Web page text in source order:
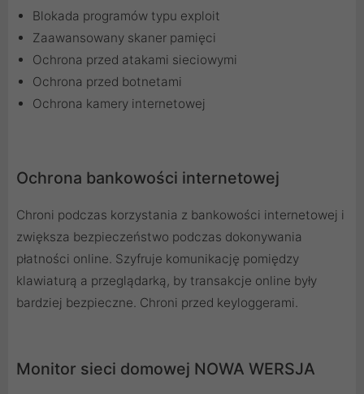
Blokada programów typu exploit
Zaawansowany skaner pamięci
Ochrona przed atakami sieciowymi
Ochrona przed botnetami
Ochrona kamery internetowej
Ochrona bankowości internetowej
Chroni podczas korzystania z bankowości internetowej i
zwiększa bezpieczeństwo podczas dokonywania
płatności online. Szyfruje komunikację pomiędzy
klawiaturą a przeglądarką, by transakcje online były
bardziej bezpieczne. Chroni przed keyloggerami.
Monitor sieci domowej NOWA WERSJA